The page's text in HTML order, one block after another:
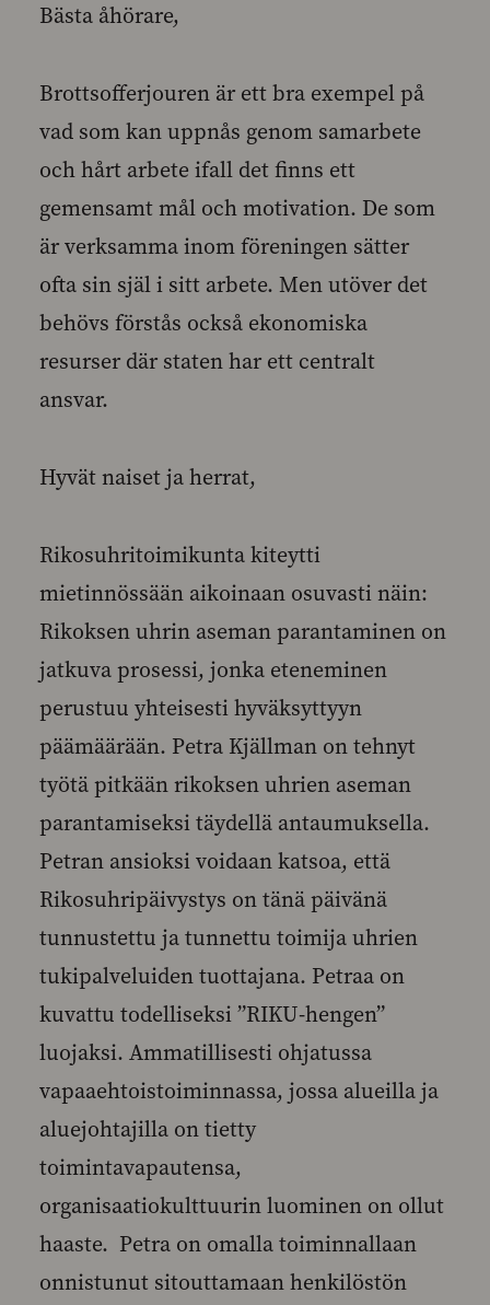
Bästa åhörare,
Brottsofferjouren är ett bra exempel på
vad som kan uppnås genom samarbete
och hårt arbete ifall det finns ett
gemensamt mål och motivation. De som
är verksamma inom föreningen sätter
ofta sin själ i sitt arbete. Men utöver det
behövs förstås också ekonomiska
resurser där staten har ett centralt
ansvar.
Hyvät naiset ja herrat,
Rikosuhritoimikunta kiteytti
mietinnössään aikoinaan osuvasti näin:
Rikoksen uhrin aseman parantaminen on
jatkuva prosessi, jonka eteneminen
perustuu yhteisesti hyväksyttyyn
päämäärään. Petra Kjällman on tehnyt
työtä pitkään rikoksen uhrien aseman
parantamiseksi täydellä antaumuksella.
Petran ansioksi voidaan katsoa, että
Rikosuhripäivystys on tänä päivänä
tunnustettu ja tunnettu toimija uhrien
tukipalveluiden tuottajana. Petraa on
kuvattu todelliseksi ”RIKU-hengen”
luojaksi. Ammatillisesti ohjatussa
vapaaehtoistoiminnassa, jossa alueilla ja
aluejohtajilla on tietty
toimintavapautensa,
organisaatiokulttuurin luominen on ollut
haaste. Petra on omalla toiminnallaan
onnistunut sitouttamaan henkilöstön